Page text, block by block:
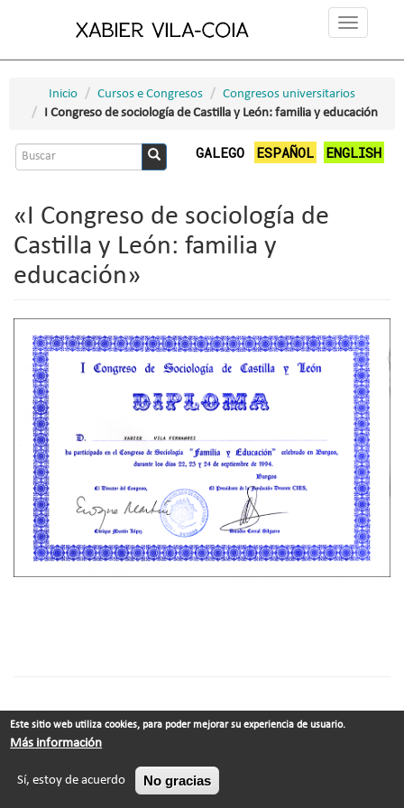
Toggle
Inicio Cursos e Congresos
Congresos universitarios
I Congreso de sociología de Castilla y León: familia y educación
Formulario
busca
GALEGO ESPAÑOL ENGLISH
«I Congreso de sociología de
Castilla y León: familia y
educación»
© Xabier Vila-Coia ·Contacto
Este sitio web utiliza cookies, para poder mejorar su experiencia de usuario.
Más información
Sí, estoy de acuerdo No gracias